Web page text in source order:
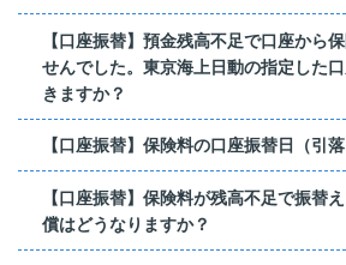
【口座振替】預金残高不足で口座から
せんでした。東京海上日動の指定した
きますか？
【口座振替】保険料の口座振替日（引
【口座振替】保険料が残高不足で振替
償はどうなりますか？